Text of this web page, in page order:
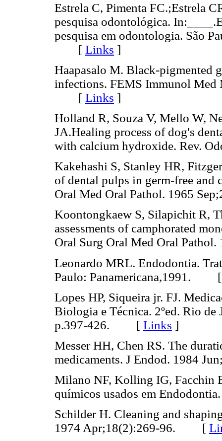
Estrela C, Pimenta FC.;Estrela
pesquisa odontológica.
pesquisa em odontologia. São
[ Links ]
Haapasalo M. Black-pigmented
infections. FEMS Immunol
[ Links ]
Holland R, Souza V, Mello W,
JA.Healing process of dog's
with calcium hydroxide. Rev.
Kakehashi S, Stanley HR,
of dental pulps in germ-free and
Oral Med Oral Pathol. 1965
Koontongkaew S, Silapichit R,
assessments of camphorated
Oral Surg Oral Med Oral
Leonardo MRL. Endodontia.
Paulo: Panamericana,1991.
Lopes HP, Siqueira jr. FJ.
Biologia e Técnica. 2ºed. Rio
p.397-426. [ Links ]
Messer HH, Chen RS. The
medicaments. J Endod.
Milano NF, Kolling IG, Facchin
químicos usados em
Schilder H. Cleaning and
1974 Apr;18(2):269-96. [